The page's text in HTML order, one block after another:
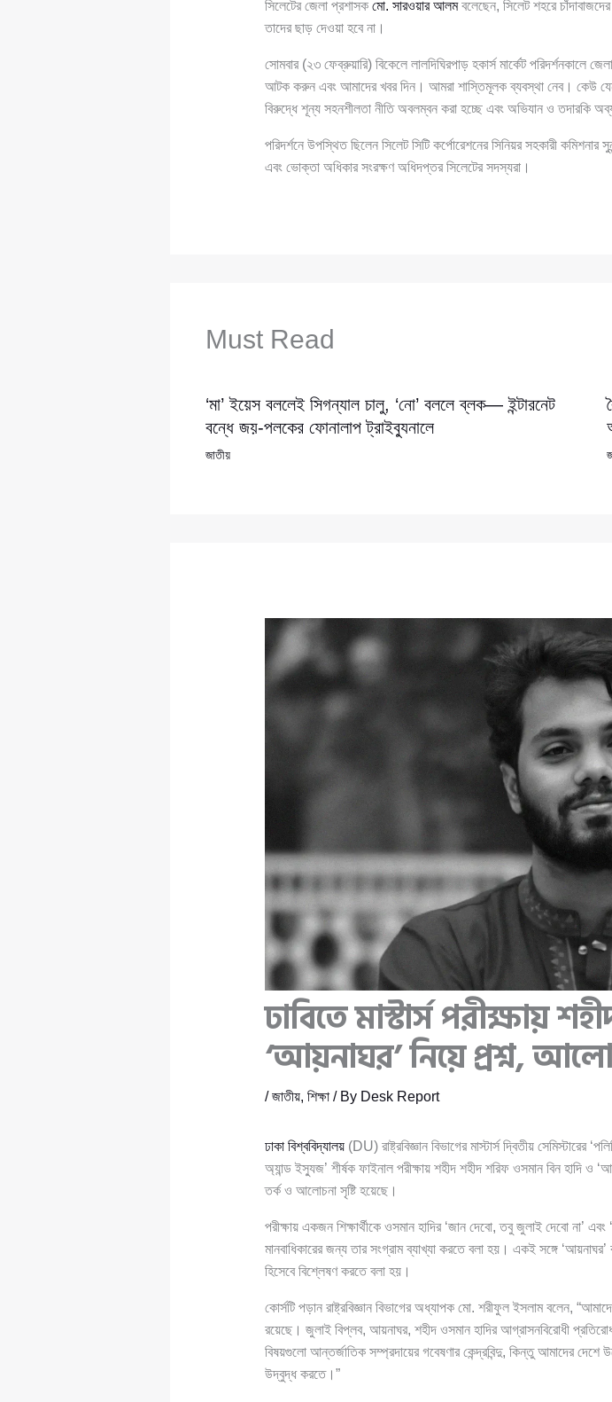
সিলেটের জেলা প্রশাসক মো. সারওয়ার আলমবলেছেন, সিলেট শহরে
তাদের ছাড় দেওয়া হবে না।
সোমবার (২৩ ফেব্রুয়ারি) বিকেলে লালদিঘিরপাড় হকার্স মার্কেট পরিদর্শনকালে
আটক করুন এবং আমাদের খবর দিন। আমরা শাস্তিমূলক ব্যবস্থা নেব। কেউ যেন
বিরুদ্ধে শূন্য সহনশীলতা নীতি অবলম্বন করা হচ্ছে এবং অভিযান ও তদারকি
পরিদর্শনে উপস্থিত ছিলেন সিলেট সিটি কর্পোরেশনের সিনিয়র সহকারী কমিশনার
এবং ভোক্তা অধিকার সংরক্ষণ অধিদপ্তর সিলেটের সদস্যরা।
Must Read
‘মা’ ইয়েস বললেই সিগন্যাল চালু, ‘নো’ বললে ব্লক— ইন্টারনেট
বন্ধে জয়-পলকের ফোনালাপ ট্রাইব্যুনালে
জাতীয়
ঢাবিতে মাস্টার্স পরীক্ষায়
‘আয়নাঘর’ নিয়ে প্রশ্ন,
/জাতীয়, শিক্ষা/ By Desk Report
ঢাকা বিশ্ববিদ্যালয়(DU) রাষ্ট্রবিজ্ঞান বিভাগের মাস্টার্স দ্বিতীয় সেমিস্টারের
অ্যান্ড ইস্যুজ’ শীর্ষক ফাইনাল পরীক্ষায় শহীদ শহীদ শরিফ ওসমান বিন হাদি ও
তর্ক ও আলোচনা সৃষ্টি হয়েছে।
পরীক্ষায় একজন শিক্ষার্থীকে ওসমান হাদির ‘জান দেবো, তবু জুলাই দেবো না’
মানবাধিকারের জন্য তার সংগ্রাম ব্যাখ্যা করতে বলা হয়। একই সঙ্গে ‘আয়নাঘর’
হিসেবে বিশ্লেষণ করতে বলা হয়।
কোর্সটি পড়ান রাষ্ট্রবিজ্ঞান বিভাগের অধ্যাপক মো. শরীফুল ইসলাম বলেন,
রয়েছে। জুলাই বিপ্লব, আয়নাঘর, শহীদ ওসমান হাদির আগ্রাসনবিরোধী প্রতিরোধ
বিষয়গুলো আন্তর্জাতিক সম্প্রদায়ের গবেষণার কেন্দ্রবিন্দু, কিন্তু আমাদের
উদ্বুদ্ধ করতে।”